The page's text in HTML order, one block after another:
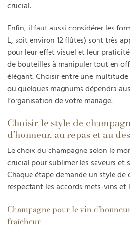
crucial.
Enfin, il faut aussi considérer les
L, soit environ 12 flûtes) sont très
pour leur effet visuel et leur
de bouteilles à manipuler tout en
élégant. Choisir entre une
ou quelques magnums dépendra
l’organisation de votre mariage.
Choisir le style de
d’honneur, au repas et au
Le choix du champagne selon le
crucial pour sublimer les saveurs et
Chaque étape demande un style de
respectant les accords mets-vins et
Champagne pour le vin
fraîcheur